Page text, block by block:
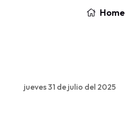
Home
jueves 31 de julio del 2025